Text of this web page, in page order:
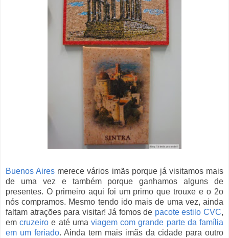
Buenos Aires merece vários imãs porque já visitamos mais
de uma vez e também porque ganhamos alguns de
presentes. O primeiro aqui foi um primo que trouxe e o 2o
nós compramos. Mesmo tendo ido mais de uma vez, ainda
faltam atrações para visitar! Já fomos de pacote estilo CVC,
emcruzeiro e até umaviagem com grande parte da família
em um feriado. Ainda tem mais imãs da cidade para outro